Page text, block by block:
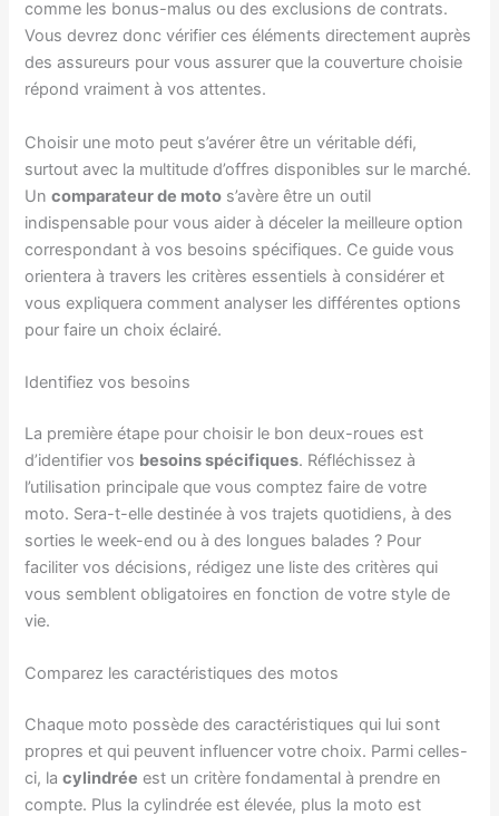
comme les bonus-malus ou des exclusions de contrats.
Vous devrez donc vérifier ces éléments directement auprès
des assureurs pour vous assurer que la couverture choisie
répond vraiment à vos attentes.
Choisir une moto peut s’avérer être un véritable défi,
surtout avec la multitude d’offres disponibles sur le marché.
Uncomparateur de moto s’avère être un outil
indispensable pour vous aider à déceler la meilleure option
correspondant à vos besoins spécifiques. Ce guide vous
orientera à travers les critères essentiels à considérer et
vous expliquera comment analyser les différentes options
pour faire un choix éclairé.
Identifiez vos besoins
La première étape pour choisir le bon deux-roues est
d’identifier vos besoins spécifiques. Réfléchissez à
l’utilisation principale que vous comptez faire de votre
moto. Sera-t-elle destinée à vos trajets quotidiens, à des
sorties le week-end ou à des longues balades ? Pour
faciliter vos décisions, rédigez une liste des critères qui
vous semblent obligatoires en fonction de votre style de
vie.
Comparez les caractéristiques des motos
Chaque moto possède des caractéristiques qui lui sont
propres et qui peuvent influencer votre choix. Parmi celles-
ci, lacylindrée est un critère fondamental à prendre en
compte. Plus la cylindrée est élevée, plus la moto est